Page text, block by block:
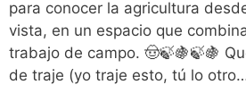
para conocer la agricultura
vista, en un espacio que
trabajo de campo. 🤠🍃🍇🍃🍇
de traje (yo traje esto, tú lo